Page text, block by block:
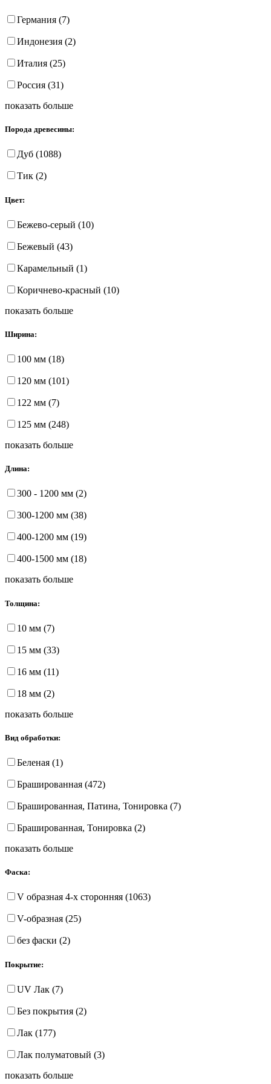
Германия (7)
Индонезия (2)
Италия (25)
Россия (31)
показать больше
Порода древесины:
Дуб (1088)
Тик (2)
Цвет:
Бежево-серый (10)
Бежевый (43)
Карамельный (1)
Коричнево-красный (10)
показать больше
Ширина:
100 мм (18)
120 мм (101)
122 мм (7)
125 мм (248)
показать больше
Длина:
300 - 1200 мм (2)
300-1200 мм (38)
400-1200 мм (19)
400-1500 мм (18)
показать больше
Толщина:
10 мм (7)
15 мм (33)
16 мм (11)
18 мм (2)
показать больше
Вид обработки:
Беленая (1)
Брашированная (472)
Брашированная, Патина, Тонировка (7)
Брашированная, Тонировка (2)
показать больше
Фаска:
V образная 4-х сторонняя (1063)
V-образная (25)
без фаски (2)
Покрытие:
UV Лак (7)
Без покрытия (2)
Лак (177)
Лак полуматовый (3)
показать больше